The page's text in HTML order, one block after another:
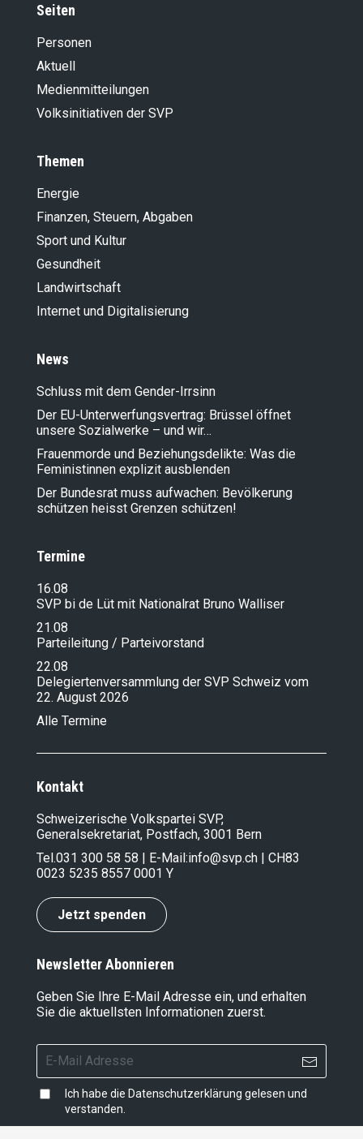
Seiten
Personen
Aktuell
Medienmitteilungen
Volksinitiativen der SVP
Themen
Energie
Finanzen, Steuern, Abgaben
Sport und Kultur
Gesundheit
Landwirt­schaft
Internet und Digitalisierung
News
Schluss mit dem Gender-Irrsinn
Der EU-Unterwerfungsvertrag: Brüssel öffnet
unsere Sozialwerke – und wir…
Frauenmorde und Beziehungsdelikte: Was die
Feministinnen explizit ausblenden
Der Bundesrat muss aufwachen: Bevölkerung
schützen heisst Grenzen schützen!
Termine
16.08
SVP bi de Lüt mit Nationalrat Bruno Walliser
21.08
Parteileitung / Parteivorstand
22.08
Delegiertenversammlung der SVP Schweiz vom
22. August 2026
Alle Termine
Kontakt
Schweizerische Volkspartei SVP,
Generalsekretariat, Postfach, 3001 Bern
Tel.031 300 58 58 | E-Mail:info@svp.ch | CH83
0023 5235 8557 0001 Y
Jetzt spenden
Newsletter Abonnieren
Geben Sie Ihre E-Mail Adresse ein, und erhalten
Sie die aktuellsten Informationen zuerst.
Ich habe die Datenschutzerklärung gelesen und
verstanden.